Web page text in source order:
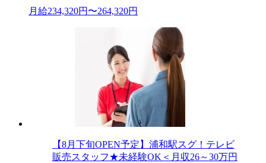
月給234,320円〜264,320円
【8月下旬OPEN予定】浦和駅スグ！テレビ
販売スタッフ★未経験OK＜月収26～30万円